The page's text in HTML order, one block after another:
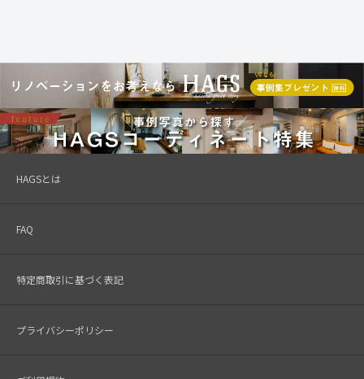
HAGSとは
FAQ
特定商取引に基づく表記
プライバシーポリシー